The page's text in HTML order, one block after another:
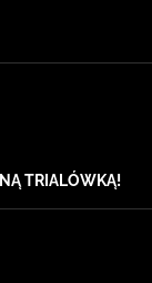
TRIALÓWKĄ!